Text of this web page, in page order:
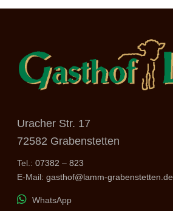
Uracher Str. 17
72582 Grabenstetten
Tel.:07382 – 823
E-Mail:gasthof@lamm-grabenstetten.de
WhatsApp